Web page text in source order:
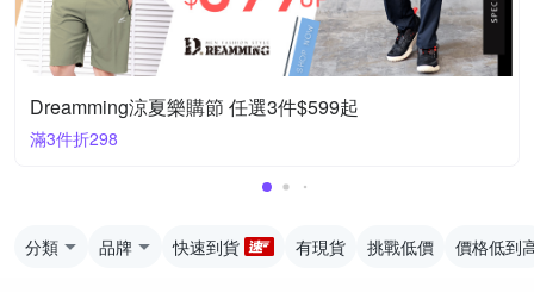
Dreamming涼夏樂購節 任選3件$599起
滿3件折298
分類 品牌 快速到貨 有現貨 挑戰低價 價格低到